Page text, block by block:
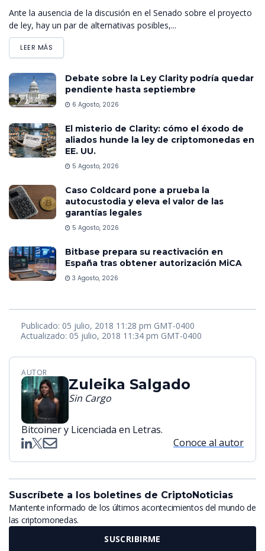
Ante la ausencia de la discusión en el Senado sobre el proyecto
de ley, hay un par de alternativas posibles,...
LEER MÁS
Debate sobre la Ley Clarity podría quedar
pendiente hasta septiembre
6 Agosto, 2026
El misterio de Clarity: cómo el éxodo de
aliados hunde la ley de criptomonedas en
EE. UU.
5 Agosto, 2026
Caso Coldcard pone a prueba la
autocustodia y eleva el valor de las
garantías legales
5 Agosto, 2026
Bitbase prepara su reactivación en
España tras obtener autorización MiCA
3 Agosto, 2026
Publicado: 05 julio, 2018 11:28 pm GMT-0400
Actualizado: 05 julio, 2018 11:34 pm GMT-0400
AUTOR
Zuleika Salgado
Sin Cargo
Bitcoiner y Licenciada en Letras.
Conoce al autor
Suscríbete a los boletines de CriptoNoticias
Mantente informado de los últimos acontecimientos del mundo de
las criptomonedas.
SUSCRIBIRME